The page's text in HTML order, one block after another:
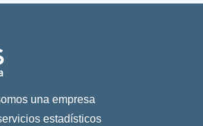
una empresa
estadísticos